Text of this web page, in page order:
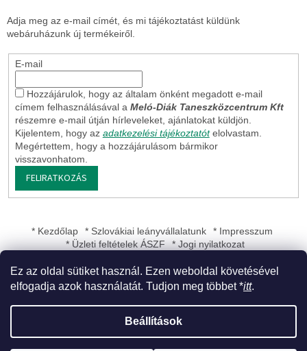
Ez az oldal sütiket használ. Ezen weboldal követésével
elfogadja azok használatát. Tudjon meg többet *itt.
Beállítások
Adja meg az e-mail címét, és mi tájékoztatást küldünk
webáruházunk új termékeiről.
E-mail
Hozzájárulok, hogy az általam önként megadott e-mail
címem felhasználásával a Meló-Diák Taneszközcentrum Kft
részemre e-mail útján hírleveleket, ajánlatokat küldjön.
Kijelentem, hogy az adatkezelési tájékoztatót elolvastam.
Megértettem, hogy a hozzájárulásom bármikor
visszavonhatom.
FELIRATKOZÁS
* Kezdőlap * Szlovákiai leányvállalatunk
* Impresszum
* Üzleti feltételek ÁSZF
* Jogi nyilatkozat